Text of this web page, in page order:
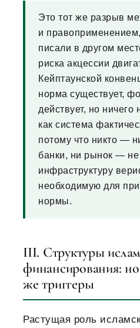
Это тот же разрыв
и
писали в другом
риска акцессии
Кейптаунской
норма существует,
действует, но ничего
как система
потому что никто —
банки, ни рынок — не
инфраструктуру
необходимую для
нормы.
III. Структуры
финансирования:
же триггеры
Растущая роль